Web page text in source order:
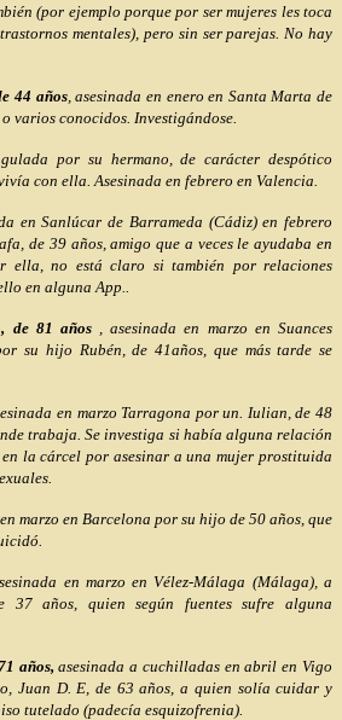
(por ejemplo porque por ser mujeres les toca
mentales), pero sin ser parejas. No hay
44 años, asesinada en enero en Santa Marta de
varios conocidos. Investigándose.
por su hermano, de carácter despótico
con ella. Asesinada en febrero en Valencia.
en Sanlúcar de Barrameda (Cádiz) en febrero
de 39 años, amigo que a veces le ayudaba en
ella, no está claro si también por relaciones
en alguna App..
de 81 años
, asesinada en marzo en Suances
su hijo Rubén, de 41años, que más tarde se
en marzo Tarragona por un. Iulian, de 48
trabaja. Se investiga si había alguna relación
la cárcel por asesinar a una mujer prostituida
marzo en Barcelona por su hijo de 50 años, que
en marzo en Vélez-Málaga (Málaga), a
años, quien según fuentes sufre alguna
años,asesinada a cuchilladas en abril en Vigo
Juan D. E, de 63 años, a quien solía cuidar y
tutelado (padecía esquizofrenia).